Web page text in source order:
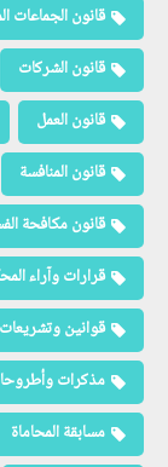
قانون الجماعات
قانون الشركات
قانون العمل
قانون المنافسة
قانون مكافحة
قرارات وآراء
قوانين وتشريعات
مذكرات
مسابقة المحاماة